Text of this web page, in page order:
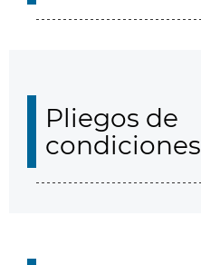
Pliegos de
condiciones